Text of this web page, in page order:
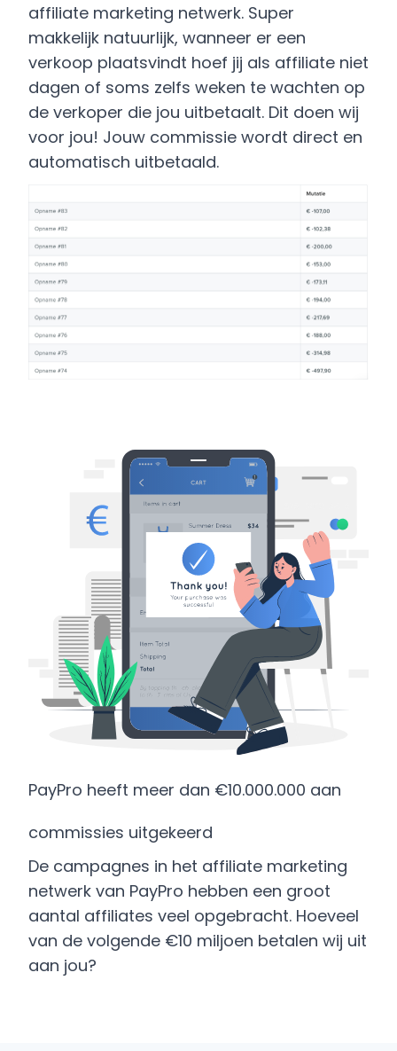
affiliate marketing netwerk. Super
makkelijk natuurlijk, wanneer er een
verkoop plaatsvindt hoef jij als affiliate niet
dagen of soms zelfs weken te wachten op
de verkoper die jou uitbetaalt. Dit doen wij
voor jou! Jouw commissie wordt direct en
automatisch uitbetaald.
PayPro heeft meer dan €10.000.000 aan
commissies uitgekeerd
De campagnes in het affiliate marketing
netwerk van PayPro hebben een groot
aantal affiliates veel opgebracht. Hoeveel
van de volgende €10 miljoen betalen wij uit
aan jou?